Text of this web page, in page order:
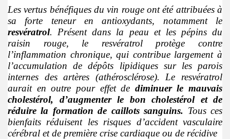
Les vertus bénéfiques du vin rouge ont été attribuées à
sa forte teneur en antioxydants, notamment le
resvératrol. Présent dans la peau et les pépins du
raisin rouge, le resvératrol protège contre
l’inflammation chronique, qui contribue largement à
l’accumulation de dépôts lipidiques sur les parois
internes des artères (athérosclérose). Le resvératrol
aurait en outre pour effet de diminuer le mauvais
cholestérol, d’augmenter le bon cholestérol et de
réduire la formation de caillots sanguins. Tous ces
bienfaits réduisent les risques d’accident vasculaire
cérébral et de première crise cardiaque ou de récidive
Văn Đạt
Mers-CoV
sức khỏe